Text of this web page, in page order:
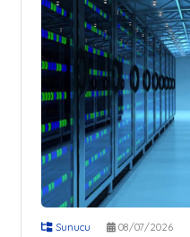
Sunucu 08/07/2026